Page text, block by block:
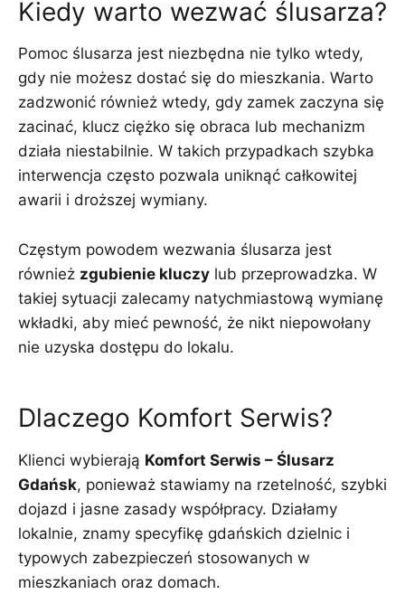
Kiedy warto wezwać ślusarza?
Pomoc ślusarza jest niezbędna nie tylko wtedy,
gdy nie możesz dostać się do mieszkania. Warto
zadzwonić również wtedy, gdy zamek zaczyna się
zacinać, klucz ciężko się obraca lub mechanizm
działa niestabilnie. W takich przypadkach szybka
interwencja często pozwala uniknąć całkowitej
awarii i droższej wymiany.
Częstym powodem wezwania ślusarza jest
również zgubienie kluczy lub przeprowadzka. W
takiej sytuacji zalecamy natychmiastową wymianę
wkładki, aby mieć pewność, że nikt niepowołany
nie uzyska dostępu do lokalu.
Dlaczego Komfort Serwis?
Klienci wybierają Komfort Serwis – Ślusarz
Gdańsk, ponieważ stawiamy na rzetelność, szybki
dojazd i jasne zasady współpracy. Działamy
lokalnie, znamy specyfikę gdańskich dzielnic i
typowych zabezpieczeń stosowanych w
mieszkaniach oraz domach.